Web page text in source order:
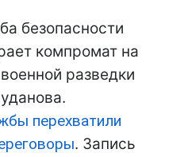
безопасности
компромат на
разведки
перехватили
. Запись